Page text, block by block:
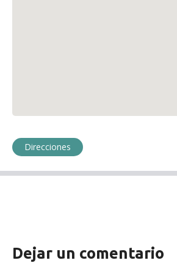
Direcciones
Dejar un comentario